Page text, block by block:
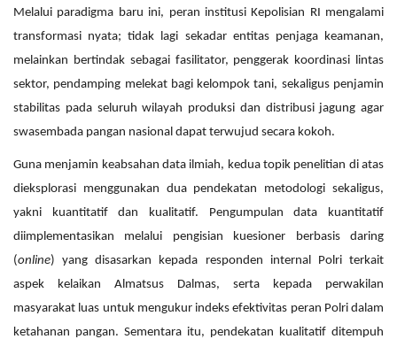
Melalui paradigma baru ini, peran institusi Kepolisian RI mengalami
transformasi nyata; tidak lagi sekadar entitas penjaga keamanan,
melainkan bertindak sebagai fasilitator, penggerak koordinasi lintas
sektor, pendamping melekat bagi kelompok tani, sekaligus penjamin
stabilitas pada seluruh wilayah produksi dan distribusi jagung agar
swasembada pangan nasional dapat terwujud secara kokoh.
Guna menjamin keabsahan data ilmiah, kedua topik penelitian di atas
dieksplorasi menggunakan dua pendekatan metodologi sekaligus,
yakni kuantitatif dan kualitatif. Pengumpulan data kuantitatif
diimplementasikan melalui pengisian kuesioner berbasis daring
(online) yang disasarkan kepada responden internal Polri terkait
aspek kelaikan Almatsus Dalmas, serta kepada perwakilan
masyarakat luas untuk mengukur indeks efektivitas peran Polri dalam
ketahanan pangan. Sementara itu, pendekatan kualitatif ditempuh